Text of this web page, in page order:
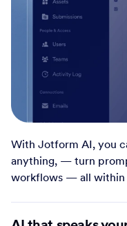
With Jotform AI, you
anything, — turn
workflows — all within